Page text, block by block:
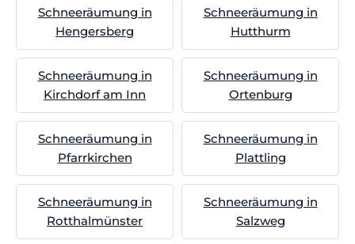
Schneeräumung in
Hengersberg
Schneeräumung in
Hutthurm
Schneeräumung in
Kirchdorf am Inn
Schneeräumung in
Ortenburg
Schneeräumung in
Pfarrkirchen
Schneeräumung in
Plattling
Schneeräumung in
Rotthalmünster
Schneeräumung in
Salzweg